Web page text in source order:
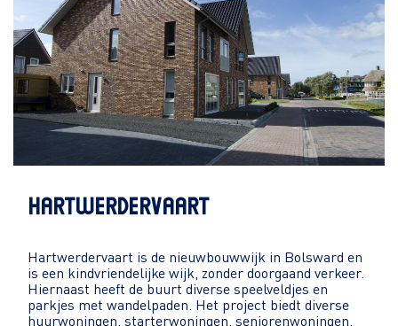
HARTWERDERVAART
Hartwerdervaart is de nieuwbouwwijk in Bolsward en
is een kindvriendelijke wijk, zonder doorgaand verkeer.
Hiernaast heeft de buurt diverse speelveldjes en
parkjes met wandelpaden. Het project biedt diverse
huurwoningen, starterwoningen, seniorenwoningen,